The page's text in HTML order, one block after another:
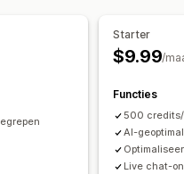
Starter
$9.99/
Functies
500
AI-
Live chat-